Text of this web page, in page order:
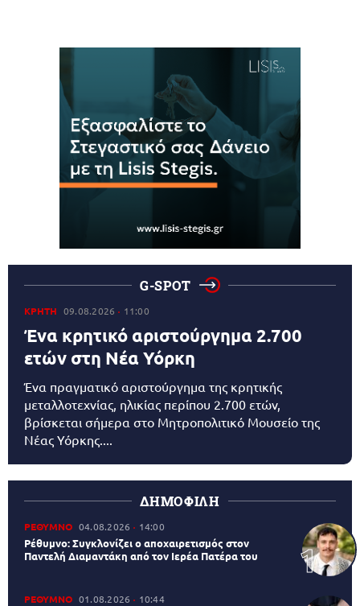
G-SPOT
ΚΡΗΤΗ 09.08.2026 11:00
Ένα κρητικό αριστούργημα 2.700
ετών στη Νέα Υόρκη
Ένα πραγματικό αριστούργημα της κρητικής
μεταλλοτεχνίας, ηλικίας περίπου 2.700 ετών,
βρίσκεται σήμερα στο Μητροπολιτικό Μουσείο της
Νέας Υόρκης....
ΔΗΜΟΦΙΛΗ
ΡΕΘΥΜΝΟ 04.08.2026 14:00
Ρέθυμνο: Συγκλονίζει ο αποχαιρετισμός στον
Παντελή Διαμαντάκη από τον Ιερέα Πατέρα του
ΡΕΘΥΜΝΟ 01.08.2026 10:44